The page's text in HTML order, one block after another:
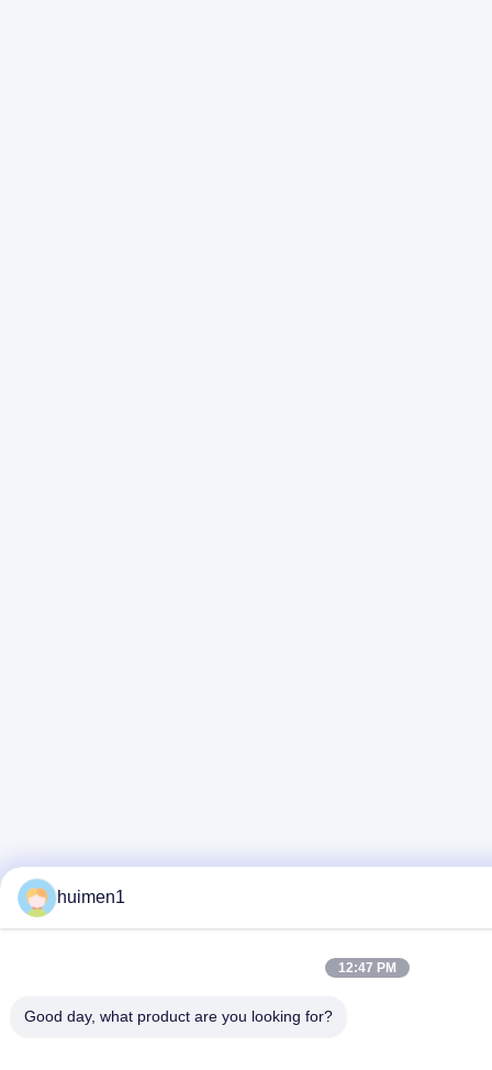
huimen1
12:47 PM
Good day, what product are you looking for?